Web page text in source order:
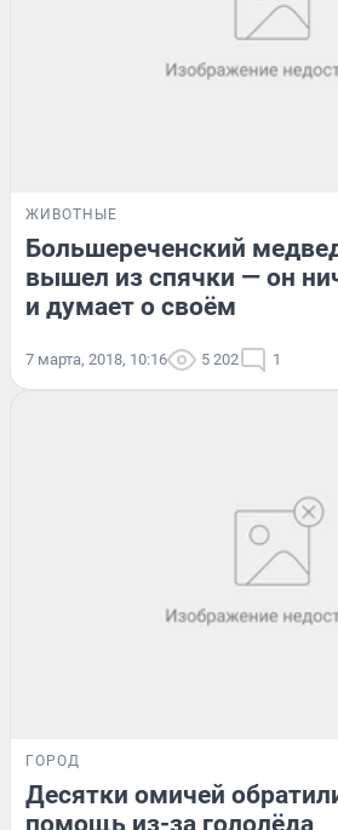
ЖИВОТНЫЕ
Большереченский
вышел из спячки — он
и думает о своём
7 марта, 2018, 10:16 5 202 1
ГОРОД
Десятки омичей
помощь из-за гололёда